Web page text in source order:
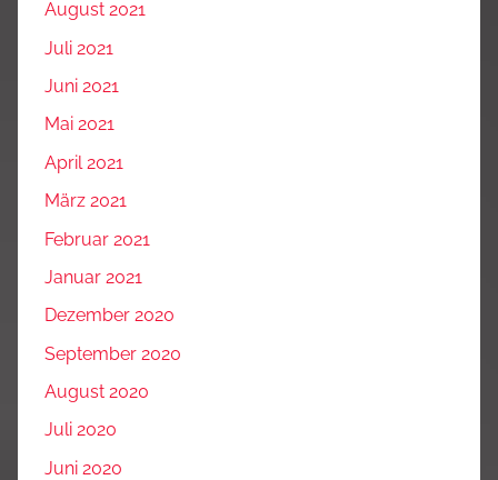
August 2021
Juli 2021
Juni 2021
Mai 2021
April 2021
März 2021
Februar 2021
Januar 2021
Dezember 2020
September 2020
August 2020
Juli 2020
Juni 2020